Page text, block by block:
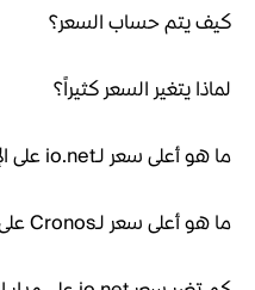
كيف يتم حساب السعر؟
لماذا يتغير السعر كثيراً؟
ما هو أعلى سعر لـio.net على الإطلاق؟
ما هو أعلى سعر لـCronos على الإطلاق؟